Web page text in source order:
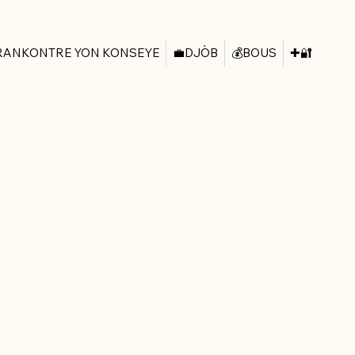
YON KONSEYE 💼DJÒB 💰BOUS ✚🔐